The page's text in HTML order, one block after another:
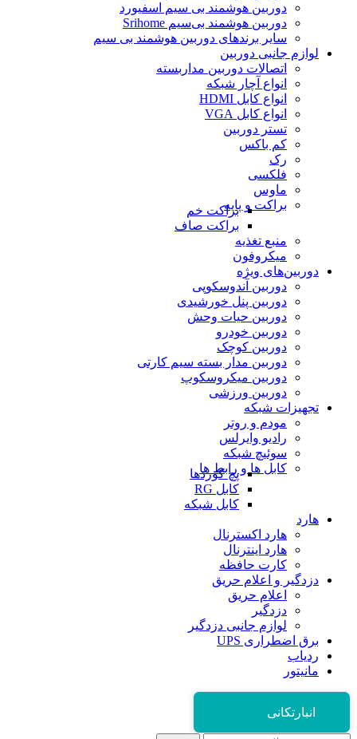
دوربین هوشمند بی سیم اسفیورد
دوربین هوشمند بی‌سیم Srihome
سایر برندهای دوربین هوشمند بی سیم
لوازم جانبی دوربین
اتصالات دوربین مداربسته
انواع آچار شبکه
انواع کابل HDMI
انواع کابل VGA
تستر دوربین
کم باکس
رک
فلکسی
ماوس
براکت و پایهبراکت خم
براکت صاف
منبع تغذیه
میکروفون
دوربین‌های ویژه
دوربین آندوسکوپی
دوربین پنل خورشیدی
دوربین حیات وحش
دوربین خودرو
دوربین کوچک
دوربین مدار بسته سیم کارتی
دوربین میکروسکوپ
دوربین ورزشی
تجهیزات شبکه
مودم و روتر
رادیو وایرلس
سوئیچ شبکه
کابل ها و رابط ها
پچ کوردها
کابل RG
کابل شبکه
هارد
هارد اکسترنال
هارد اینترنال
کارت حافظه
دزدگیر و اعلام حریق
اعلام حریق
دزدگیر
لوازم جانبی دزدگیر
برق اضطراری UPS
ردیاب
مانیتور
انبارتکانی